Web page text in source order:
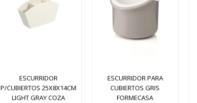
ESCURRIDOR
P/CUBIERTOS 25X8X14CM
LIGHT GRAY COZA
ESCURRIDOR PARA
CUBIERTOS GRIS
FORMECASA